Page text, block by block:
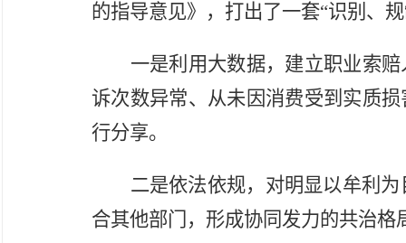
的指导意见》，打出了一套“识别、
一是利用大数据，建立职业索
诉次数异常、从未因消费受到实质
行分享。
二是依法依规，对明显以牟利
合其他部门，形成协同发力的共治